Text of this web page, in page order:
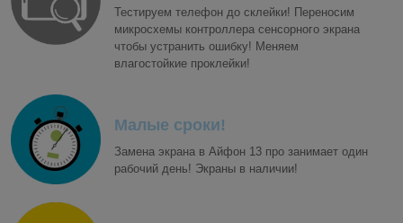
Тестируем телефон до склейки! Переносим
микросхемы контроллера сенсорного экрана
чтобы устранить ошибку! Меняем
влагостойкие проклейки!
Малые сроки!
Замена экрана в Айфон 13 про занимает один
рабочий день! Экраны в наличии!